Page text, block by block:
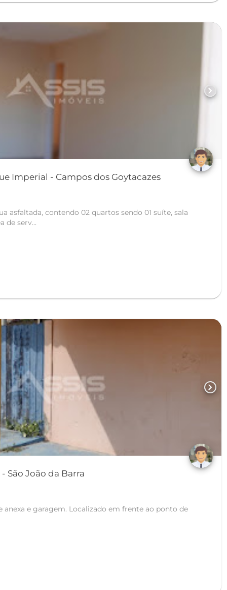
chevron_right
Casa no térreo no Parque Imperial - Campos dos Goytacazes
asfaltada, contendo 02 quartos sendo 01 suíte, sala
de serv...
chevron_right
Loja em Chapéu do Sol - São João da Barra
anexa e garagem. Localizado em frente ao ponto de